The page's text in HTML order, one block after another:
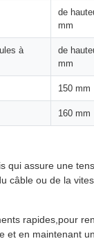
de
mm
à
de
mm
150 mm
160 mm
assure une
ou de la
rapides,pour
en maintenant